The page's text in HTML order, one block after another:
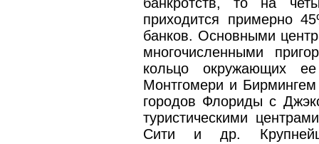
приходится примерно
банков. Основными
многочисленными
кольцо окружающих
Монтгомери и
городов Флориды с
туристическими
Сити и др.